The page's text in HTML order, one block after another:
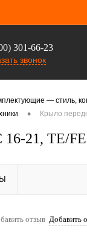
301-66-23
звонок
— стиль,
• Крыло
21, TE/
Добавить